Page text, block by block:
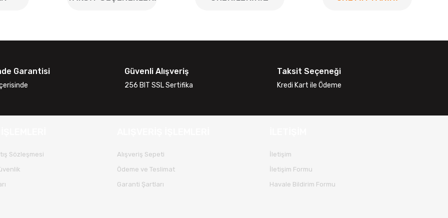
Garantisi Güvenli Alışveriş
256 BIT SSL Sertifika
Taksit Seçeneği
Kredi Kart ile Ödeme
Sözleşmesi
Alışveriş Sepeti
Ödeme ve Teslimat
Garanti Şartları
İletişim
İletişim Formu
Havale Bildirim Formu